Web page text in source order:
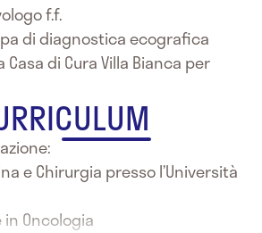
f.f.
di diagnostica ecografica
di Cura Villa Bianca per
e Chirurgia presso l’Università
in Oncologia